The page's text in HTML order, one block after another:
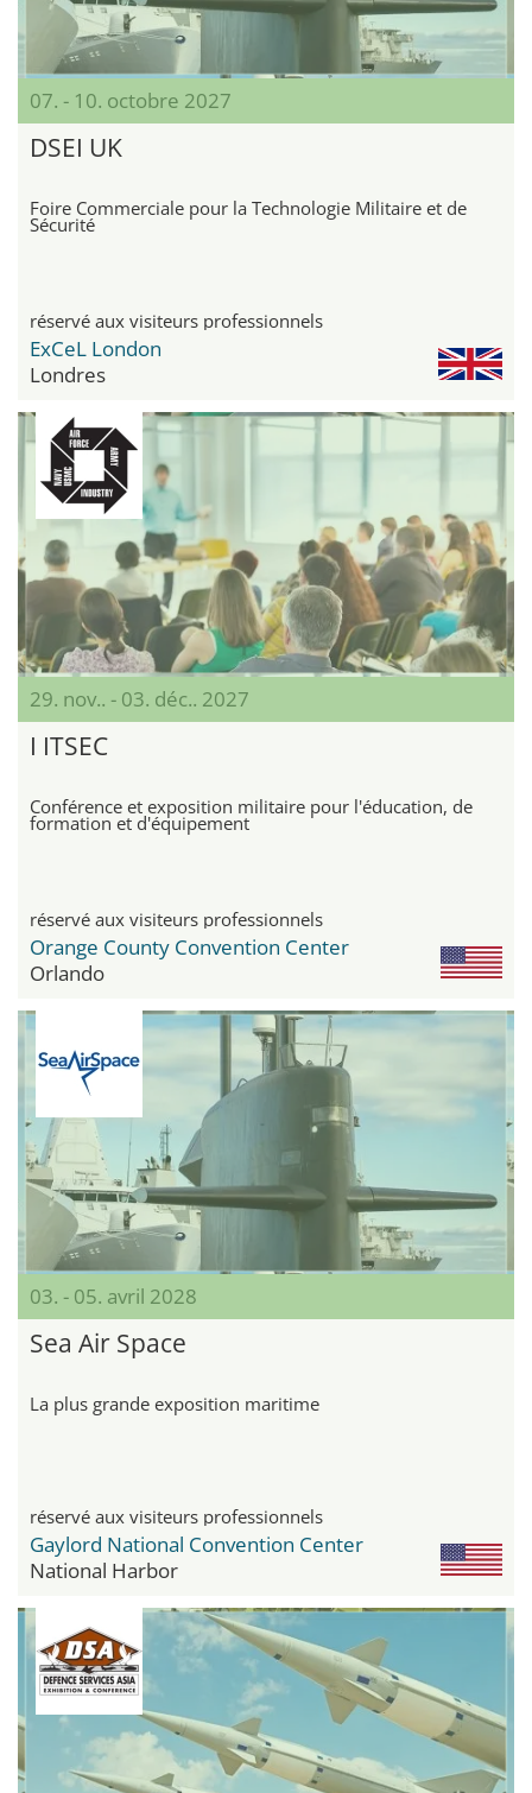
07. - 10. octobre 2027
DSEI UK
Foire Commerciale pour la Technologie Militaire et de
Sécurité
réservé aux visiteurs professionnels
ExCeL London
Londres
29. nov.. - 03. déc.. 2027
I ITSEC
Conférence et exposition militaire pour l'éducation, de
formation et d'équipement
réservé aux visiteurs professionnels
Orange County Convention Center
Orlando
03. - 05. avril 2028
Sea Air Space
La plus grande exposition maritime
réservé aux visiteurs professionnels
Gaylord National Convention Center
National Harbor